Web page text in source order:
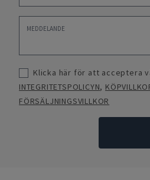
Klicka här för att acceptera
INTEGRITETSPOLICYN,
FÖRSÄLJNINGSVILLKOR